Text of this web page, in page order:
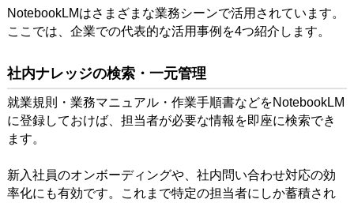
NotebookLMはさまざまな業務シーンで活用されています。
ここでは、企業での代表的な活用事例を4つ紹介します。
社内ナレッジの検索・一元管理
就業規則・業務マニュアル・作業手順書などをNotebookLM
に登録しておけば、担当者が必要な情報を即座に検索でき
ます。
新入社員のオンボーディングや、社内問い合わせ対応の効
率化にも有効です。これまで特定の担当者にしか蓄積され